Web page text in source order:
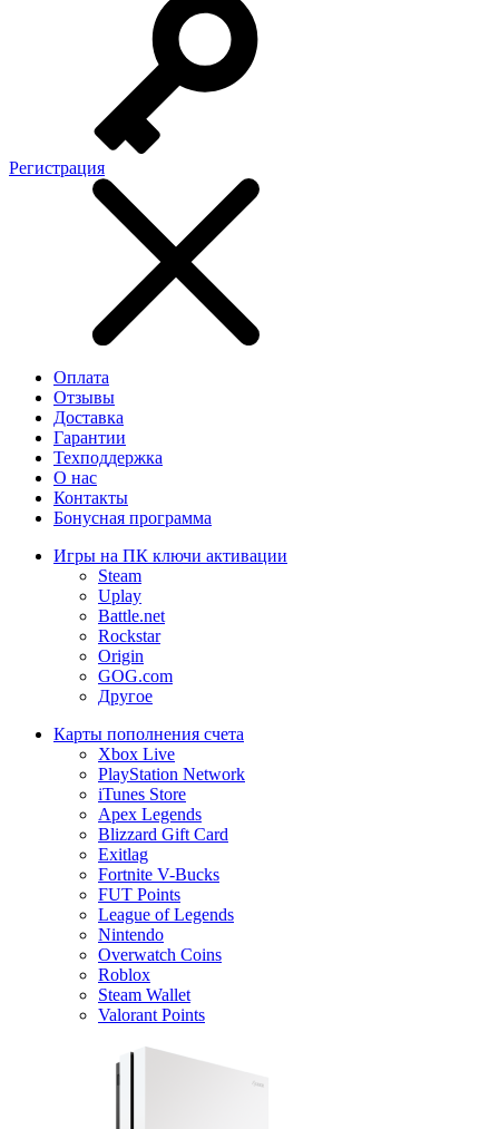
Регистрация
Оплата
Отзывы
Доставка
Гарантии
Техподдержка
О нас
Контакты
Бонусная программа
Игры на ПК ключи активации
Steam
Uplay
Battle.net
Rockstar
Origin
GOG.com
Другое
Карты пополнения счета
Xbox Live
PlayStation Network
iTunes Store
Apex Legends
Blizzard Gift Card
Exitlag
Fortnite V-Bucks
FUT Points
League of Legends
Nintendo
Overwatch Coins
Roblox
Steam Wallet
Valorant Points